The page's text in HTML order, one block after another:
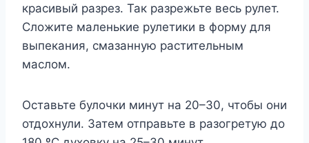
красивый разрез. Так разрежьте весь рулет.
Сложите маленькие рулетики в форму для
выпекания, смазанную растительным
маслом.
Оставьте булочки минут на 20–30, чтобы они
отдохнули. Затем отправьте в разогретую до